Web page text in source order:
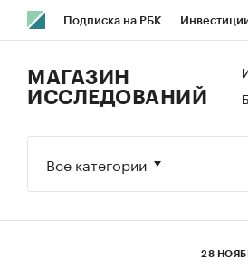
Подписка на РБК
Исследования Кредитные
МАГАЗИН
ИССЛЕДОВАНИЙ
Все категории
28